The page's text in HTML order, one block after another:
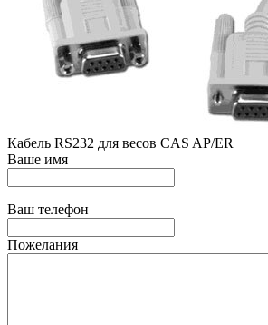
Кабель RS232 для весов CAS AP/ER
Ваше имя
Ваш телефон
Пожелания